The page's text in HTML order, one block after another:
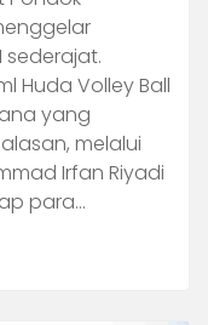
sederajat.
Huda Volley Ball
yang
melalui
Irfan Riyadi
para…